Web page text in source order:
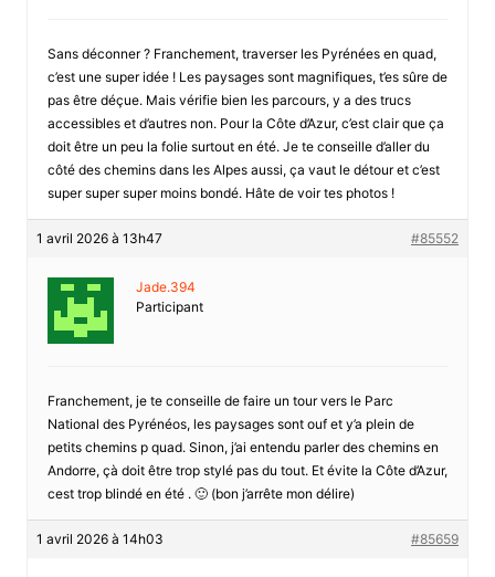
Sans déconner ? Franchement, traverser les Pyrénées en quad,
c’est une super idée ! Les paysages sont magnifiques, t’es sûre de
pas être déçue. Mais vérifie bien les parcours, y a des trucs
accessibles et d’autres non. Pour la Côte d’Azur, c’est clair que ça
doit être un peu la folie surtout en été. Je te conseille d’aller du
côté des chemins dans les Alpes aussi, ça vaut le détour et c’est
super super super moins bondé. Hâte de voir tes photos !
1 avril 2026 à 13h47 #85552
Jade.394
Participant
Franchement, je te conseille de faire un tour vers le Parc
National des Pyrénéos, les paysages sont ouf et y’a plein de
petits chemins p quad. Sinon, j’ai entendu parler des chemins en
Andorre, çà doit être trop stylé pas du tout. Et évite la Côte d’Azur,
cest trop blindé en été . 🙂 (bon j’arrête mon délire)
1 avril 2026 à 14h03 #85659